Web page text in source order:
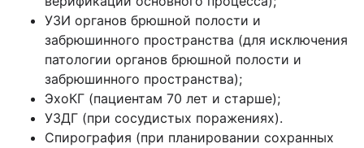
УЗИ органов брюшной полости и
забрюшинного пространства (для исключения
патологии органов брюшной полости и
забрюшинного пространства);
ЭхоКГ (пациентам 70 лет и старше);
УЗДГ (при сосудистых поражениях).
Спирография (при планировании сохранных